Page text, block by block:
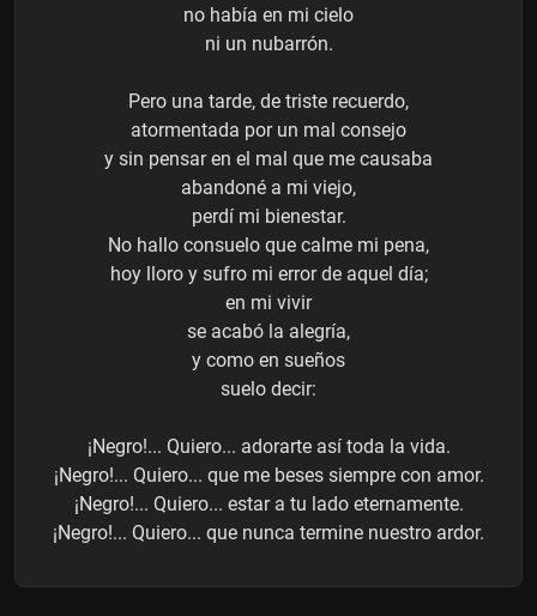
no había en mi cielo
ni un nubarrón.
Pero una tarde, de triste recuerdo,
atormentada por un mal consejo
y sin pensar en el mal que me causaba
abandoné a mi viejo,
perdí mi bienestar.
No hallo consuelo que calme mi pena,
hoy lloro y sufro mi error de aquel día;
en mi vivir
se acabó la alegría,
y como en sueños
suelo decir:
¡Negro!... Quiero... adorarte así toda la vida.
¡Negro!... Quiero... que me beses siempre con amor.
¡Negro!... Quiero... estar a tu lado eternamente.
¡Negro!... Quiero... que nunca termine nuestro ardor.